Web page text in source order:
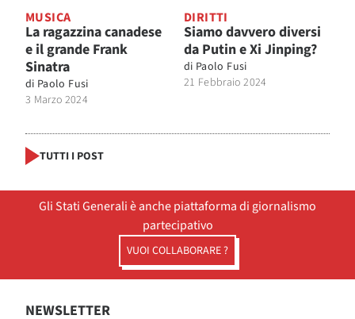
MUSICA
La ragazzina canadese
e il grande Frank
Sinatra
di Paolo Fusi
3 Marzo 2024
DIRITTI
Siamo davvero diversi
da Putin e Xi Jinping?
di Paolo Fusi
21 Febbraio 2024
TUTTI I POST
Gli Stati Generali è anche piattaforma di giornalismo
partecipativo
VUOI COLLABORARE ?
NEWSLETTER